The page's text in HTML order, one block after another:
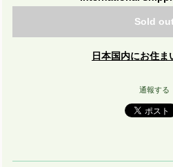
Sold out
日本国内にお住ま
通報する